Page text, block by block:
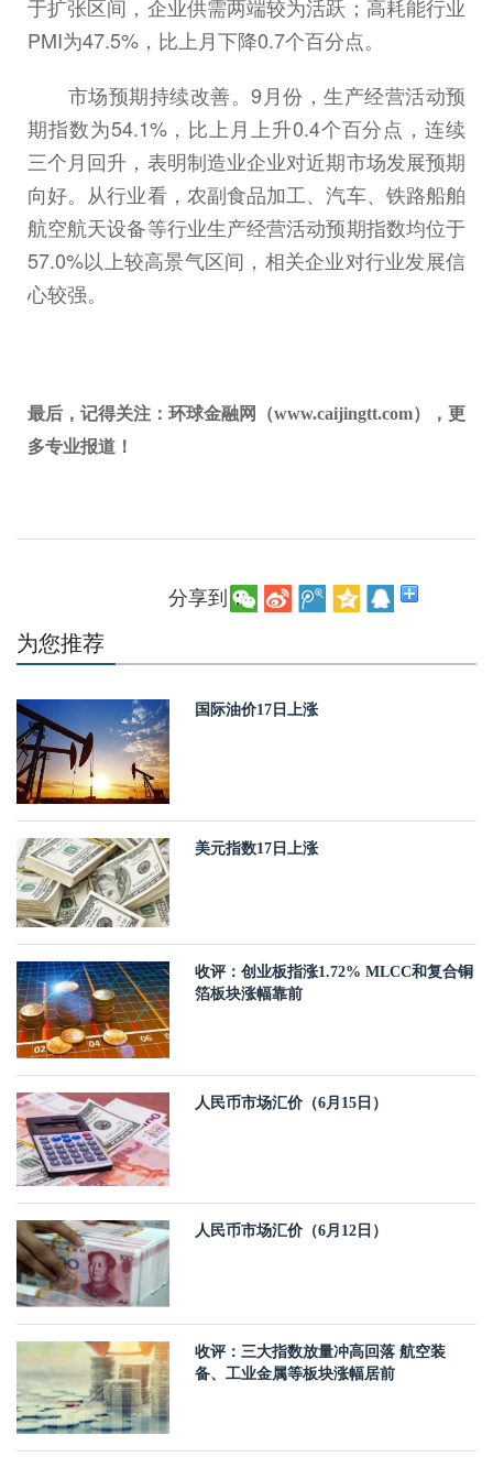
于扩张区间，企业供需两端较为活跃；高耗能行业
PMI为47.5%，比上月下降0.7个百分点。
市场预期持续改善。9月份，生产经营活动预
期指数为54.1%，比上月上升0.4个百分点，连续
三个月回升，表明制造业企业对近期市场发展预期
向好。从行业看，农副食品加工、汽车、铁路船舶
航空航天设备等行业生产经营活动预期指数均位于
57.0%以上较高景气区间，相关企业对行业发展信
心较强。
最后，记得关注：环球金融网（www.caijingtt.com），更
多专业报道！
分享到：
为您推荐
国际油价17日上涨
美元指数17日上涨
收评：创业板指涨1.72% MLCC和复合铜
箔板块涨幅靠前
人民币市场汇价（6月15日）
人民币市场汇价（6月12日）
收评：三大指数放量冲高回落 航空装
备、工业金属等板块涨幅居前